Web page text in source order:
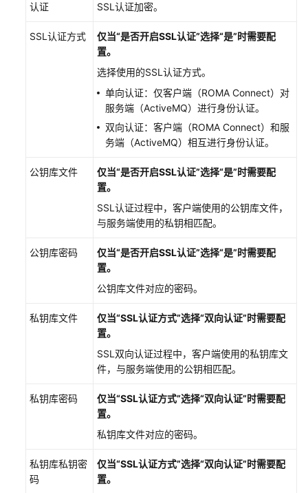
管
据
用
FDI
接
源
认证
SSL认证加密。
SSL认证方式
仅当“是否开启SSL认证”选择“是”时需要配
置。
选择使用的SSL认证方式。
单向认证：仅客户端（ROMA Connect）对
服务端（ActiveMQ）进行身份认证。
双向认证：客户端（ROMA Connect）和服
务端（ActiveMQ）相互进行身份认证。
公钥库文件
仅当“是否开启SSL认证”选择“是”时需要配
置。
SSL认证过程中，客户端使用的公钥库文件，
与服务端使用的私钥相匹配。
公钥库密码
仅当“是否开启SSL认证”选择“是”时需要配
置。
公钥库文件对应的密码。
私钥库文件
仅当“SSL认证方式”选择“双向认证”时需要配
置。
SSL双向认证过程中，客户端使用的私钥库文
件，与服务端使用的公钥相匹配。
私钥库密码
仅当“SSL认证方式”选择“双向认证”时需要配
置。
私钥库文件对应的密码。
私钥库私钥密
码
仅当“SSL认证方式”选择“双向认证”时需要配
置。